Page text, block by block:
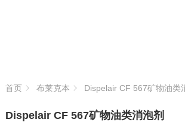
首页 布莱克本 Dispelair CF 567矿物油类
Dispelair CF 567矿物油类消泡剂